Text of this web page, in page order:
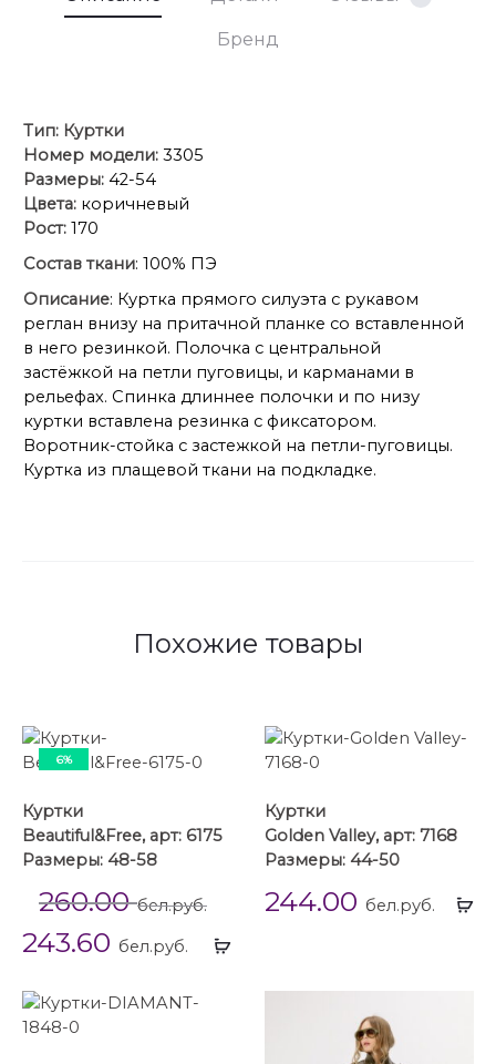
Бренд
Тип: Куртки
Номер модели: 3305
Размеры: 42-54
Цвета: коричневый
Рост: 170
Состав ткани: 100% ПЭ
Описание: Куртка прямого силуэта с рукавом
реглан внизу на притачной планке со вставленной
в него резинкой. Полочка с центральной
застёжкой на петли пуговицы, и карманами в
рельефах. Спинка длиннее полочки и по низу
куртки вставлена резинка с фиксатором.
Воротник-стойка с застежкой на петли-пуговицы.
Куртка из плащевой ткани на подкладке.
Похожие товары
6%
Выбрать
Куртки
Beautiful&Free, арт: 6175
Размеры: 48-58
260.00бел.руб.
243.60 бел.руб.
Куртки
Golden Valley, арт: 7168
Размеры: 44-50
244.00 бел.руб.